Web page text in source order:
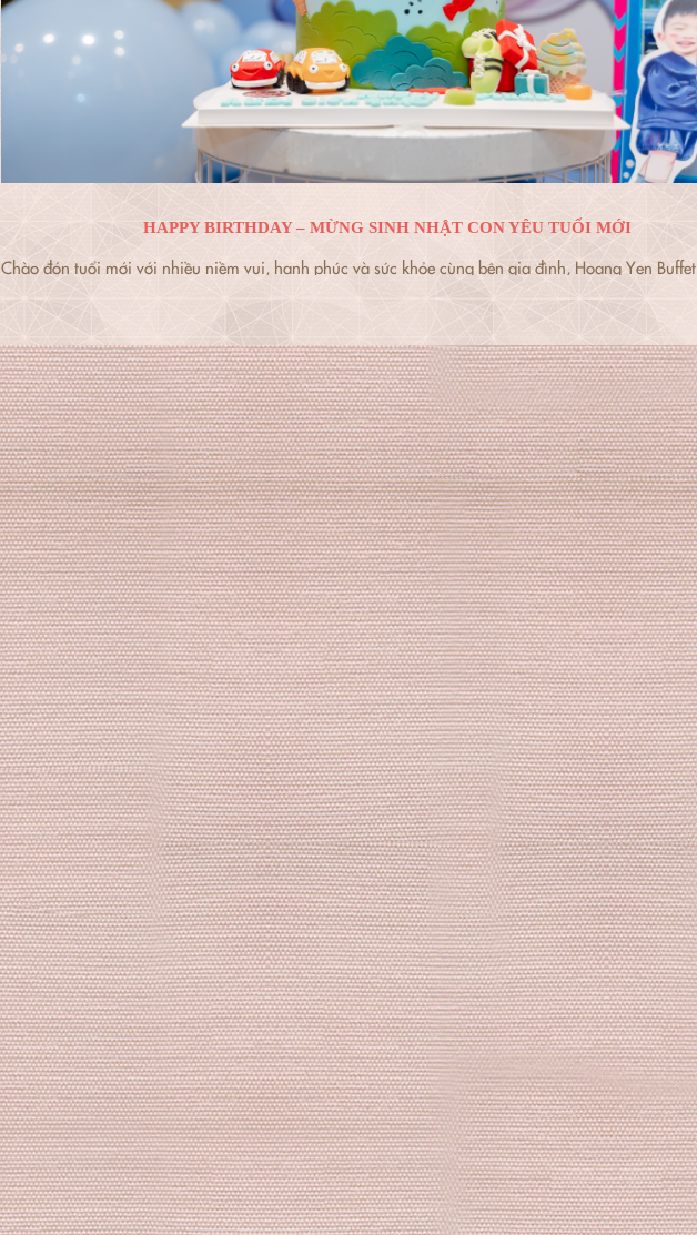
HAPPY BIRTHDAY – MỪNG SINH NHẬT CON YÊU TUỔI MỚI
Chào đón tuổi mới với nhiều niềm vui, hạnh phúc và sức khỏe cùng bên gia đình, Hoang Yen Buffet
tuổi nhé!
Chi tiết khách liên hệ hotline 1900 234 550 hoặc inbox page m.me/hoangyenbuffet